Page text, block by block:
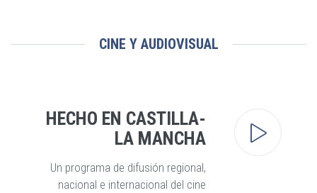
CINE Y AUDIOVISUAL
HECHO EN CASTILLA-
LA MANCHA
Un programa de difusión regional,
nacional e internacional del cine